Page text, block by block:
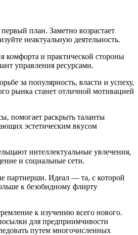
план. Заметно возрастает
неактуальную деятельность.
комфорта и практической стороны
управления ресурсами.
за популярность, власти и успеху,
рынка станет отличной мотивацией
помогает раскрыть таланты
эстетическим вкусом
интеллектуальные увлечения,
и социальные сети.
партнерши. Идеал — та, с которой
к безобидному флирту
к изучению всего нового.
для предприимчивости
путем многочисленных